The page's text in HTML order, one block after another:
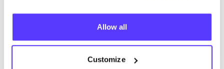
Allow all
Customize